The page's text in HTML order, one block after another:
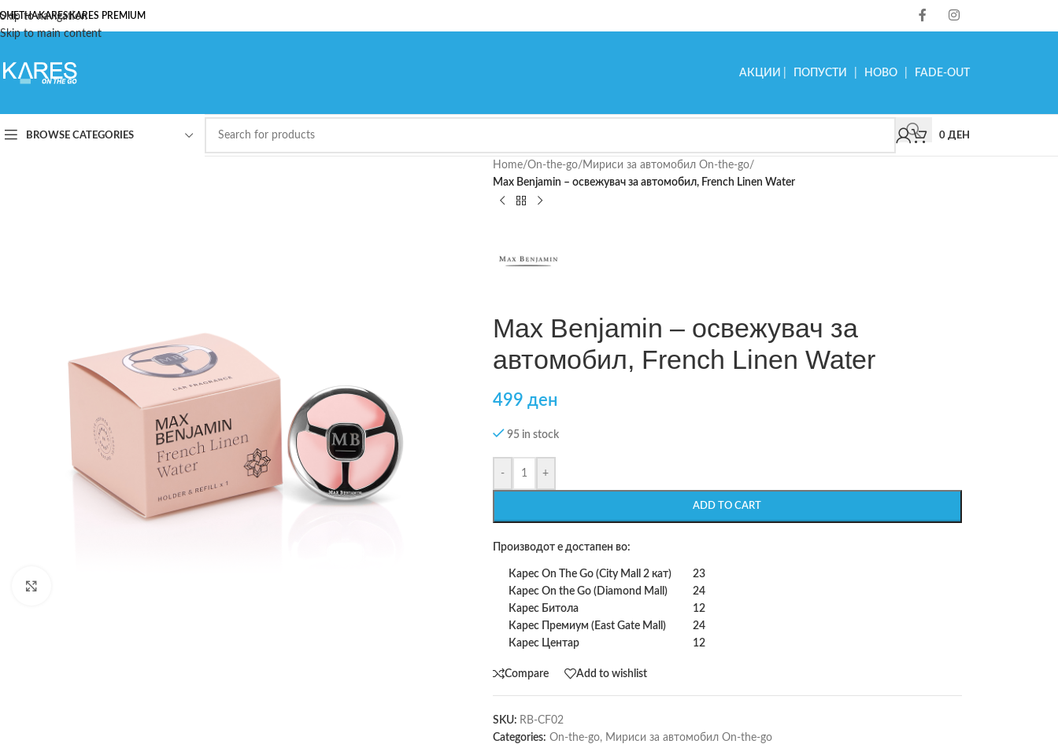
Skip to navigation
Skip to main content
KARESKARES PREMIUM
АКЦИИ ПОПУСТИ НОВО FADE-OUT
BROWSE CATEGORIES 0 ДЕН
Home/On-the-go/ Мириси за автомобил On-the-go/
Max Benjamin – освежувач за автомобил, French Linen Water
Max Benjamin – освежувач за
автомобил, French Linen Water
499 ден
95 in stock
- +
ADD TO CART
Производот е достапен во:
Карес On The Go (City Mall 2 кат)
23
Карес On the Go (Diamond Mall)
24
Карес Битола
12
Карес Премиум (East Gate Mall)
24
Карес Центар
12
Compare Add to wishlist
SKU: RB-CF02
Categories: On-the-go, Мириси за автомобил On-the-go